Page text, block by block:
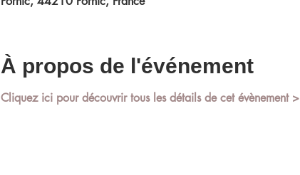
À propos de l'événement
Cliquez ici pour découvrir tous les détails de cet évènement >